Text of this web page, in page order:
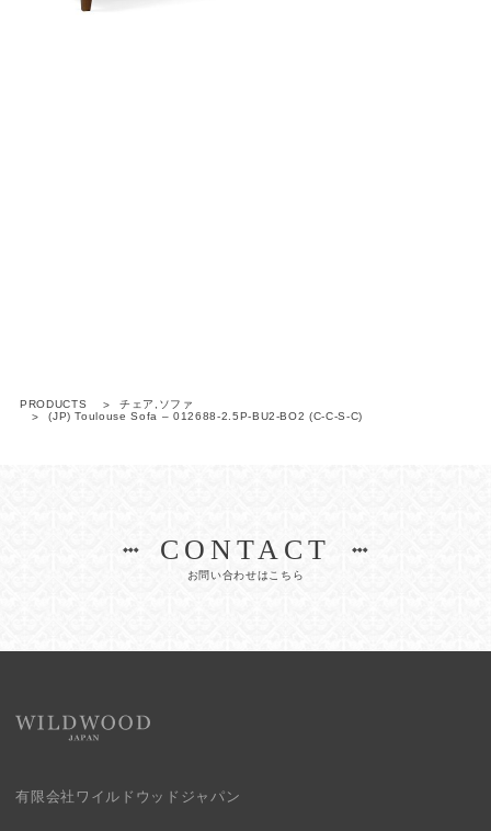
PRODUCTS
チェア,ソファ
(JP) Toulouse Sofa – 012688-2.5P-BU2-BO2 (C-C-S-C)
CONTACT
お問い合わせはこちら
有限会社ワイルドウッドジャパン